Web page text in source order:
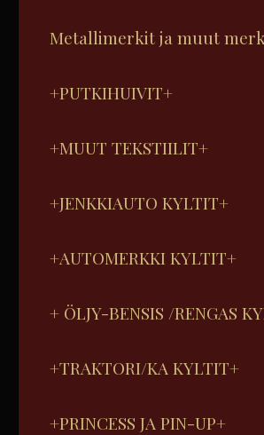
Metallimerkit ja muut
+PUTKIHUIVIT+
+MUUT TEKSTIILIT+
+JENKKIAUTO KYLTIT+
+AUTOMERKKI KYLTIT+
+ ÖLJY-BENSIS /RENGAS
+TRAKTORI/KA KYLTIT+
+PRINCESS JA PIN-UP+